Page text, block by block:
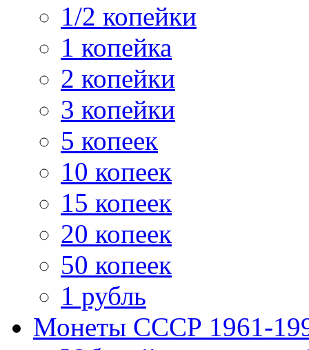
1/2 копейки
1 копейка
2 копейки
3 копейки
5 копеек
10 копеек
15 копеек
20 копеек
50 копеек
1 рубль
Монеты СССР 1961-